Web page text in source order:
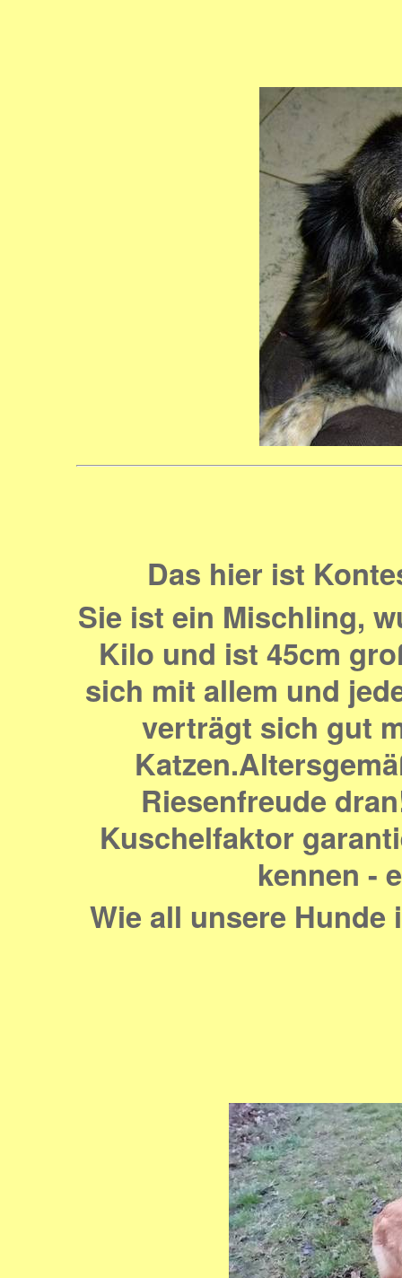
Das hier ist
Sie ist ein Mischling,
Kilo und ist 45cm
sich mit allem und
verträgt sich gut
Riesenfreude
Kuschelfaktor
kennen -
Wie all unsere